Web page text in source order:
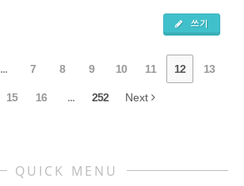
쓰기
... 7 8 9 10 11 12 13
15 16 ... 252 Next
QUICK MENU